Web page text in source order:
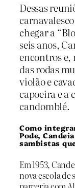
Dessas
chegar a
seis anos,
encontros
das rodas
violão e
capoeira e a
candomblé.
Como
Pode,
sambistas
Em 1953,
nova escola de